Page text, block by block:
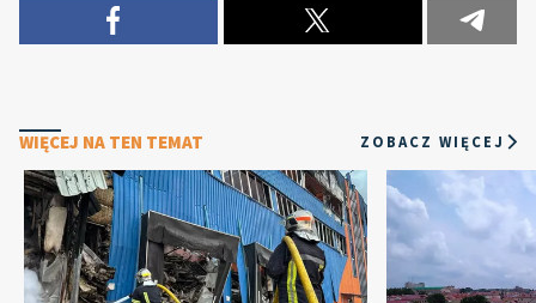
WIĘCEJ NA TEN TEMAT ZOBACZ WIĘCEJ